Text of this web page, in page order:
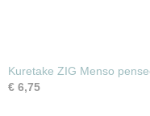
Kuretake ZIG Menso
€ 6,75